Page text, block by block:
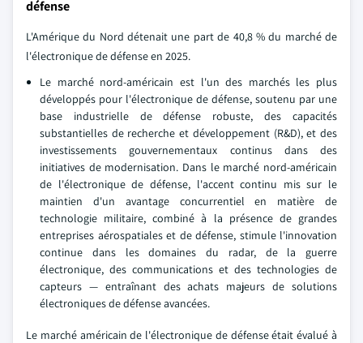
défense
L'Amérique du Nord détenait une part de 40,8 % du marché de
l'électronique de défense en 2025.
Le marché nord-américain est l'un des marchés les plus
développés pour l'électronique de défense, soutenu par une
base industrielle de défense robuste, des capacités
substantielles de recherche et développement (R&D), et des
investissements gouvernementaux continus dans des
initiatives de modernisation. Dans le marché nord-américain
de l'électronique de défense, l'accent continu mis sur le
maintien d'un avantage concurrentiel en matière de
technologie militaire, combiné à la présence de grandes
entreprises aérospatiales et de défense, stimule l'innovation
continue dans les domaines du radar, de la guerre
électronique, des communications et des technologies de
capteurs — entraînant des achats majeurs de solutions
électroniques de défense avancées.
Le marché américain de l'électronique de défense était évalué à